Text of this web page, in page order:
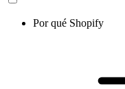
Por qué Shopify